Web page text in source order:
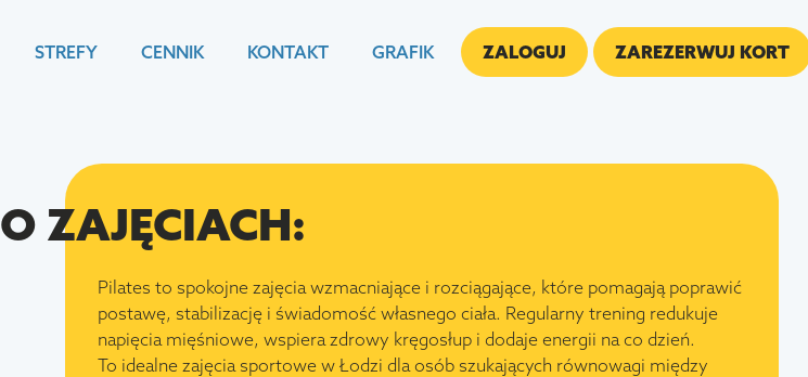
STREFY CENNIK KONTAKT GRAFIK ZALOGUJ ZAREZERWUJ KORT
O ZAJĘCIACH:
Pilates to spokojne zajęcia wzmacniające i rozciągające, które pomagają poprawić
postawę, stabilizację i świadomość własnego ciała. Regularny trening redukuje
napięcia mięśniowe, wspiera zdrowy kręgosłup i dodaje energii na co dzień.
To idealne zajęcia sportowe w Łodzi dla osób szukających równowagi między